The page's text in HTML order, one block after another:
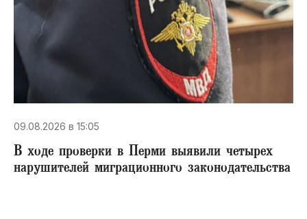
09.08.2026 в 15:05
В ходе проверки в Перми выявили четырех
нарушителей миграционного законодательства